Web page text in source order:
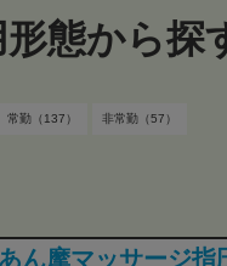
形態から探
常勤（137） 非常勤（57）
あん摩マッサージ指